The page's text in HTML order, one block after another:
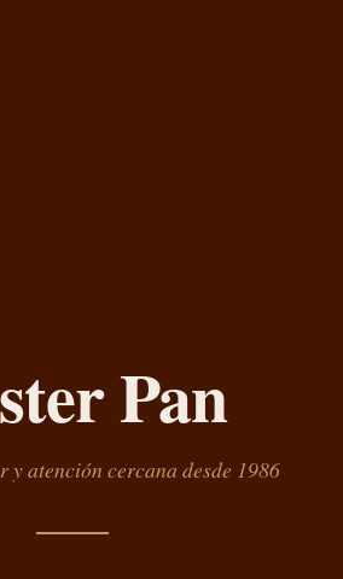
Pan
y atención cercana desde 1986